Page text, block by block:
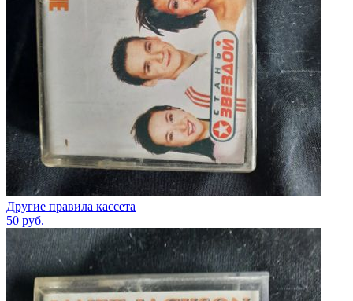
Другие правила кассета
50 руб.